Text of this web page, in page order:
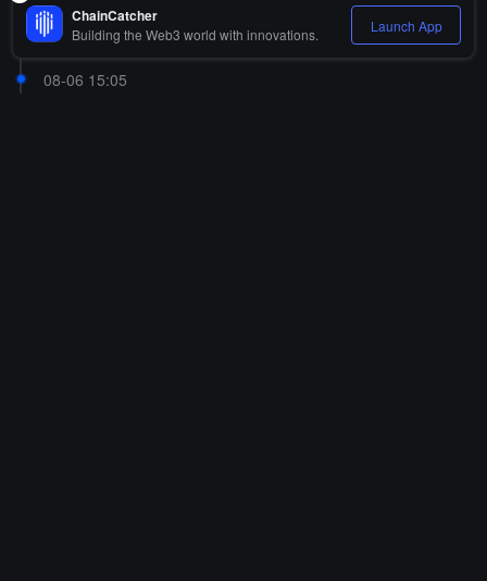
했습니다
08-06 15:05
ChainCatcher
Building the Web3 world with innovations. Launch App